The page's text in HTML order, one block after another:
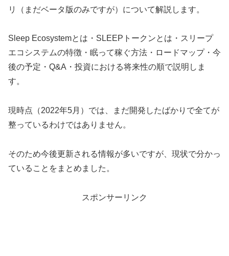
リ（まだベータ版のみですが）について解説します。
Sleep Ecosystemとは・SLEEPトークンとは・スリープ
エコシステムの特徴・眠って稼ぐ方法・ロードマップ・今
後の予定・Q&A・投資における将来性の順で説明しま
す。
現時点（2022年5月）では、まだ開発したばかりで全てが
整っているわけではありません。
そのため今後更新される情報が多いですが、現状で分かっ
ていることをまとめました。
スポンサーリンク